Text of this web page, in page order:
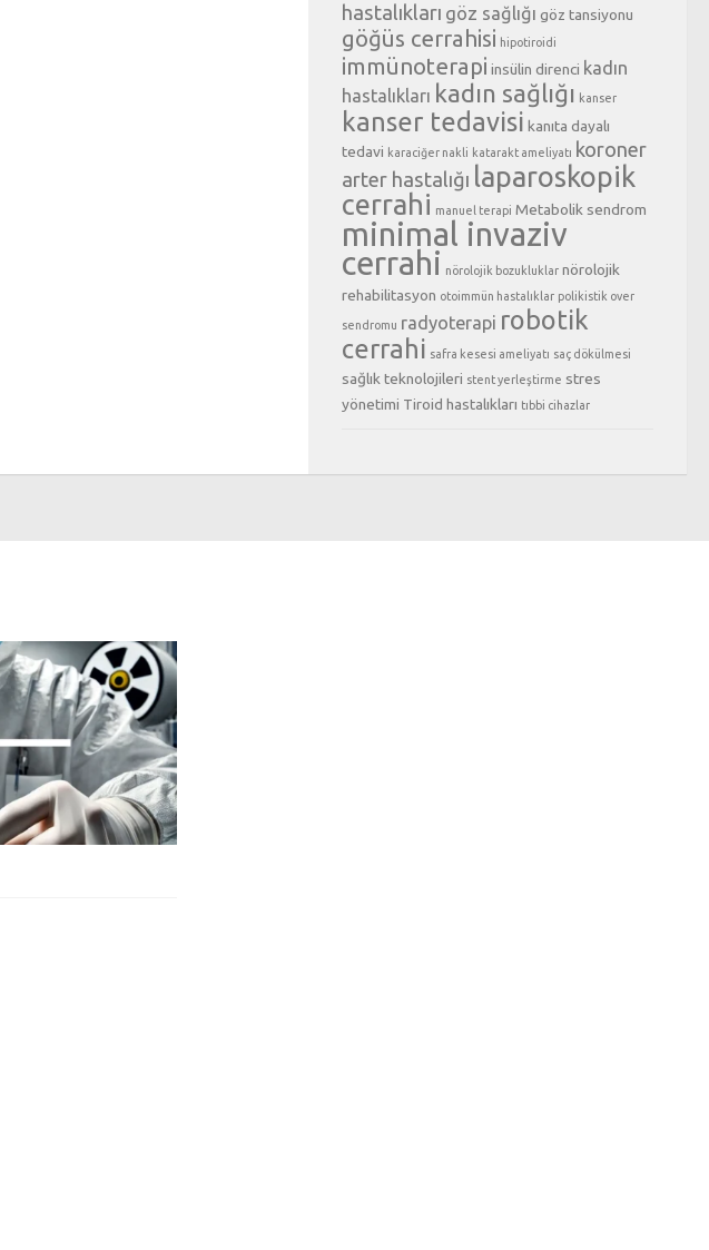
hastalıkları göz sağlığı göz tansiyonu
göğüs cerrahisi hipotiroidi
immünoterapi insülin direnci kadın
hastalıkları kadın sağlığı kanser
kanser tedavisi kanıta dayalı
tedavi karaciğer nakli katarakt ameliyatı koroner
arter hastalığı laparoskopik
cerrahi manuel terapi Metabolik sendrom
minimal invaziv
cerrahi nörolojik bozukluklar nörolojik
rehabilitasyon otoimmün hastalıklar polikistik over
sendromu radyoterapi robotik
cerrahi safra kesesi ameliyatı saç dökülmesi
sağlık teknolojileri stent yerleştirme stres
yönetimi Tiroid hastalıkları tıbbi cihazlar